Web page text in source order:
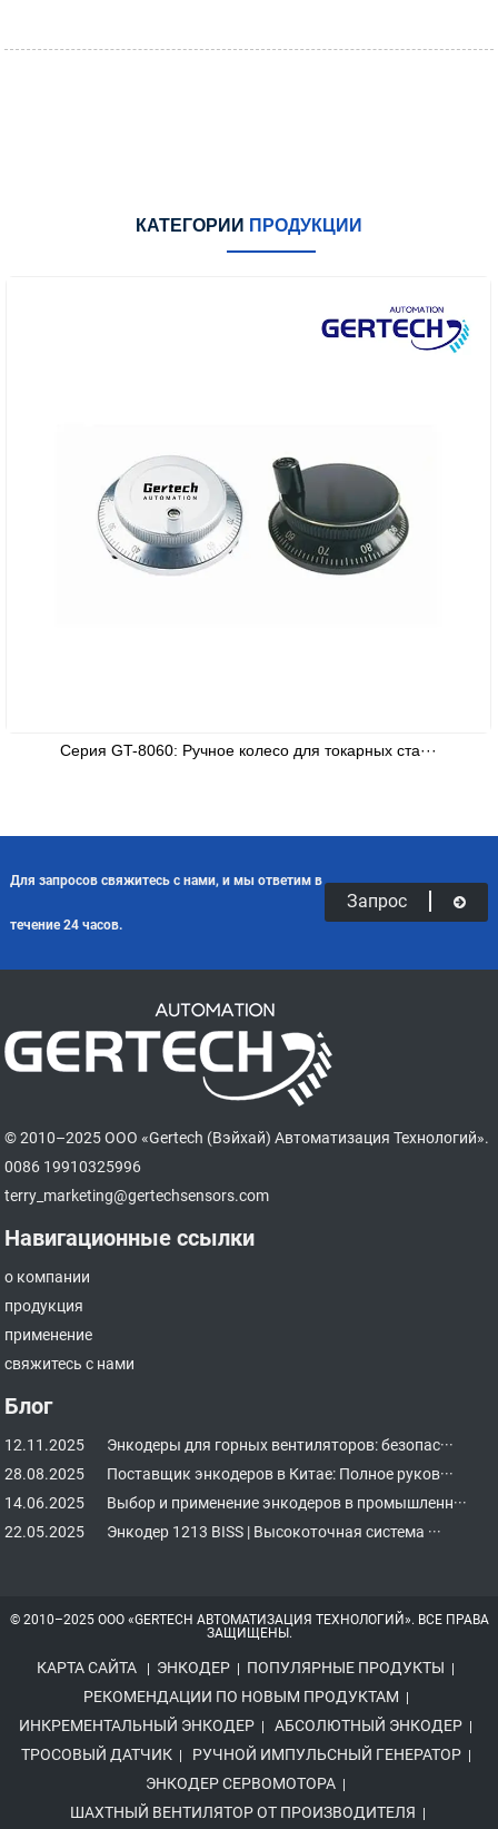
КАТЕГОРИИ ПРОДУКЦИИ
Серия GT-8060: Ручное колесо для токарных ста···
Для запросов свяжитесь с нами, и мы ответим в
течение 24 часов.
Запрос
© 2010–2025 ООО «Gertech (Вэйхай) Автоматизация Технологий».
0086 19910325996
terry_marketing@gertechsensors.com
Навигационные ссылки
о компании
продукция
применение
свяжитесь с нами
Блог
12.11.2025
Энкодеры для горных вентиляторов: безопас···
28.08.2025
Поставщик энкодеров в Китае: Полное руков···
14.06.2025
Выбор и применение энкодеров в промышленн···
22.05.2025
Энкодер 1213 BISS | Высокоточная система ···
© 2010–2025 ООО «GERTECH АВТОМАТИЗАЦИЯ ТЕХНОЛОГИЙ». ВСЕ ПРАВА
ЗАЩИЩЕНЫ.
КАРТА САЙТА | ЭНКОДЕР | ПОПУЛЯРНЫЕ ПРОДУКТЫ |
РЕКОМЕНДАЦИИ ПО НОВЫМ ПРОДУКТАМ |
ИНКРЕМЕНТАЛЬНЫЙ ЭНКОДЕР | АБСОЛЮТНЫЙ ЭНКОДЕР |
ТРОСОВЫЙ ДАТЧИК| РУЧНОЙ ИМПУЛЬСНЫЙ ГЕНЕРАТОР|
ЭНКОДЕР СЕРВОМОТОРА |
ШАХТНЫЙ ВЕНТИЛЯТОР ОТ ПРОИЗВОДИТЕЛЯ |